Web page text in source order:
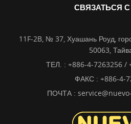
СВЯЗАТЬСЯ
11F-2B, № 37, Хуашань Роуд,
50063,
ТЕЛ. : +886-4-7263256 /
ФАКС : +886-4-
ПОЧТА :